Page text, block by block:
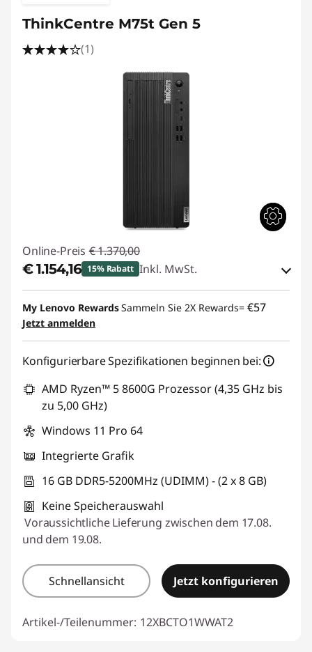
ThinkCentre M75t Gen 5
(1)
Online-Preis € 1.370,00
€ 1.154,16 15% Rabatt Inkl. MwSt.
eCoupon-Rabatt :-€ 215,84
eCoupon :THINKDEAL
My Lenovo RewardsSammeln Sie 2X Rewards= €57
Jetzt anmelden
Konfigurierbare Spezifikationen beginnen bei:
AMD Ryzen™ 5 8600G Prozessor (4,35 GHz bis
zu 5,00 GHz)
Windows 11 Pro 64
Integrierte Grafik
16 GB DDR5-5200MHz (UDIMM) - (2 x 8 GB)
Keine Speicherauswahl
Voraussichtliche Lieferung zwischen dem 17.08.
und dem 19.08.
Schnellansicht Jetzt konfigurieren
Artikel-/Teilenummer: 12XBCTO1WWAT2